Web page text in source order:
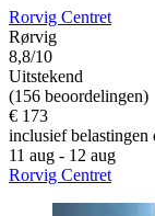
Rorvig Centret
Rørvig
8,8/10
Uitstekend
(156 beoordelingen)
€ 173
inclusief belastingen
11 aug - 12 aug
Rorvig Centret